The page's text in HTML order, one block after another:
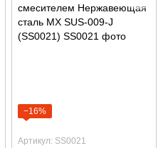
−16%
Артикул: SS0021